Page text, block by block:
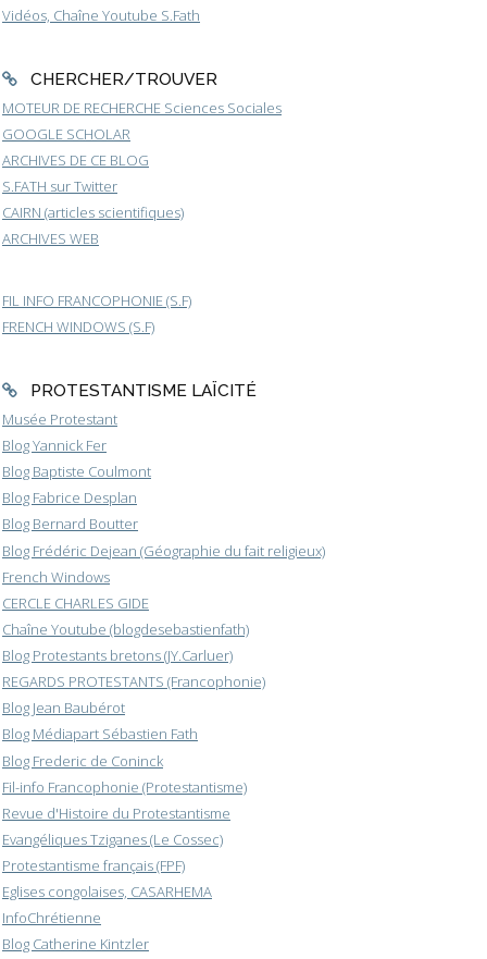
Vidéos, Chaîne Youtube S.Fath
CHERCHER/TROUVER
MOTEUR DE RECHERCHE Sciences Sociales
GOOGLE SCHOLAR
ARCHIVES DE CE BLOG
S.FATH sur Twitter
CAIRN (articles scientifiques)
ARCHIVES WEB
FIL INFO FRANCOPHONIE (S.F)
FRENCH WINDOWS (S.F)
PROTESTANTISME LAÏCITÉ
Musée Protestant
Blog Yannick Fer
Blog Baptiste Coulmont
Blog Fabrice Desplan
Blog Bernard Boutter
Blog Frédéric Dejean (Géographie du fait religieux)
French Windows
CERCLE CHARLES GIDE
Chaîne Youtube (blogdesebastienfath)
Blog Protestants bretons (JY.Carluer)
REGARDS PROTESTANTS (Francophonie)
Blog Jean Baubérot
Blog Médiapart Sébastien Fath
Blog Frederic de Coninck
Fil-info Francophonie (Protestantisme)
Revue d'Histoire du Protestantisme
Evangéliques Tziganes (Le Cossec)
Protestantisme français (FPF)
Eglises congolaises, CASARHEMA
InfoChrétienne
Blog Catherine Kintzler